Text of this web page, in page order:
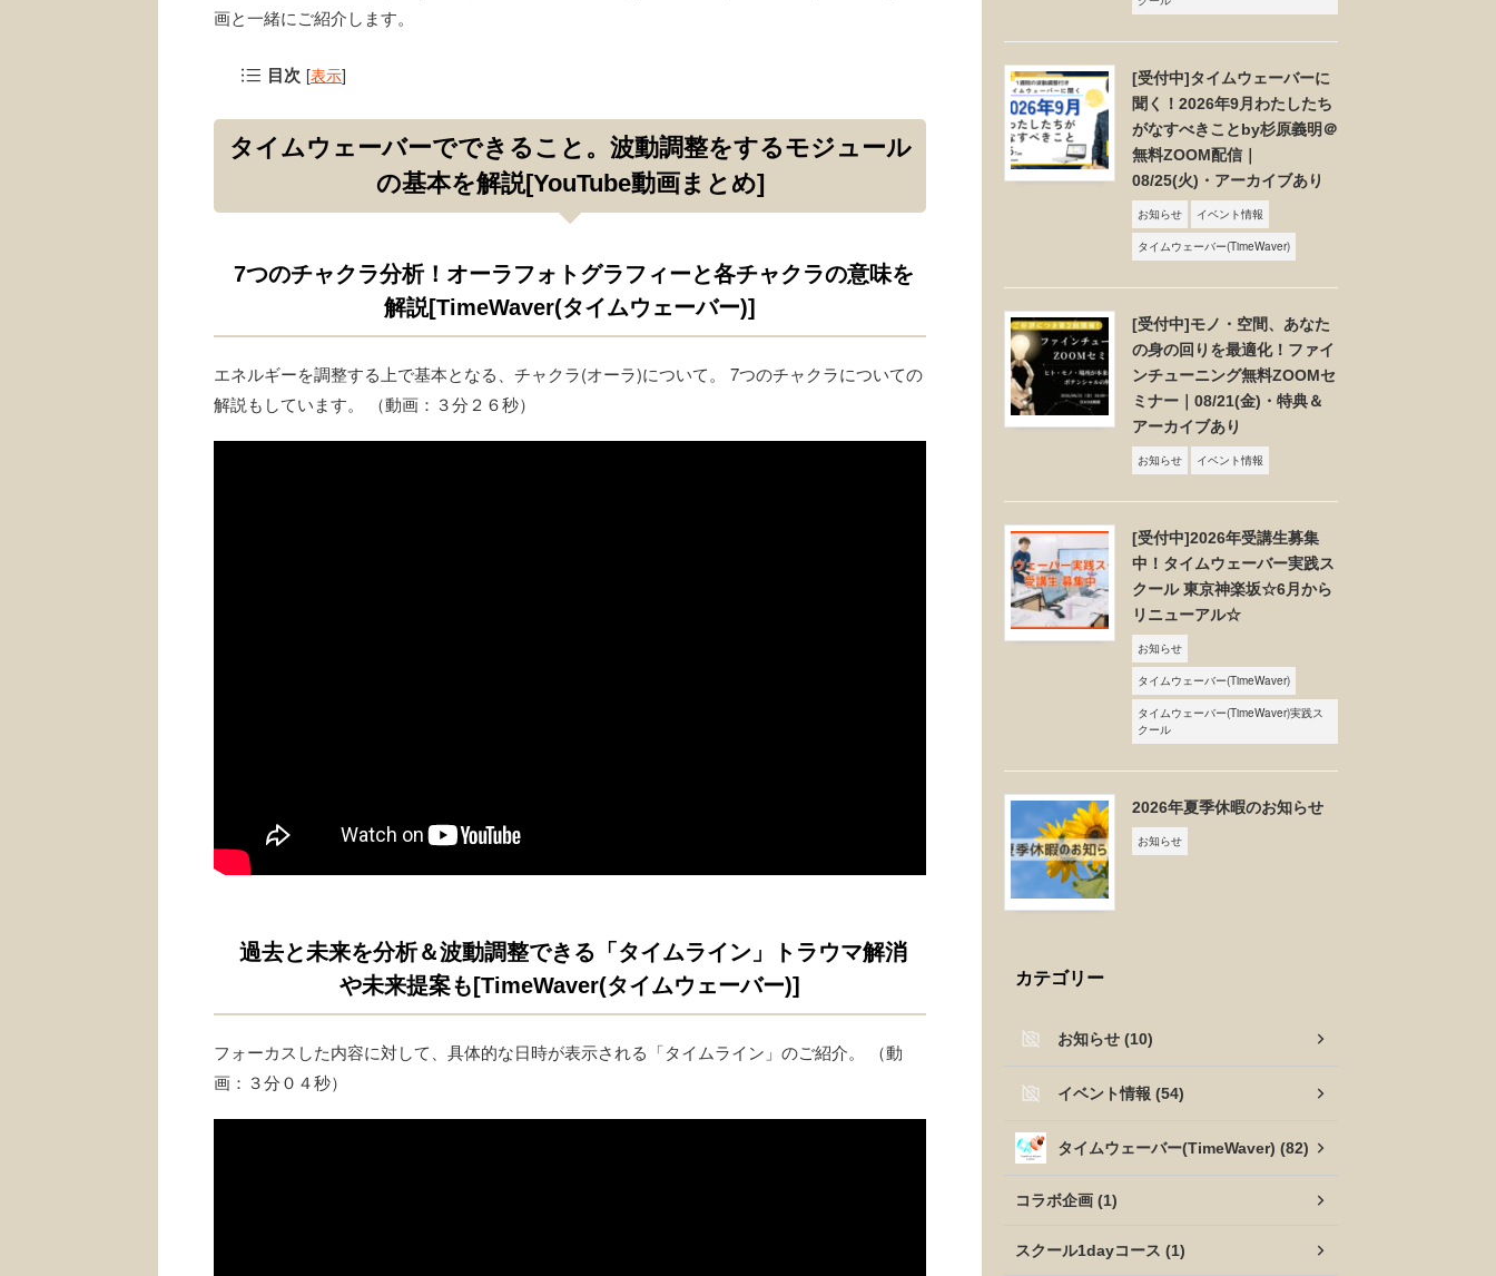
画と一緒にご紹介します。
目次 [表示]
タイムウェーバーでできること。波動調整をするモジュール
の基本を解説[YouTube動画まとめ]
7つのチャクラ分析！オーラフォトグラフィーと各チャクラの意味を
解説[TimeWaver(タイムウェーバー)]
エネルギーを調整する上で基本となる、チャクラ(オーラ)について。 7つのチャクラについての
解説もしています。 （動画：３分２６秒）
過去と未来を分析＆波動調整できる「タイムライン」トラウマ解消
や未来提案も[TimeWaver(タイムウェーバー)]
フォーカスした内容に対して、具体的な日時が表示される「タイムライン」のご紹介。 （動
画：３分０４秒）
[受付中]タイムウェーバーに
聞く！2026年9月わたしたち
がなすべきことby杉原義明＠
無料ZOOM配信｜
08/25(火)・アーカイブあり
お知らせ イベント情報
タイムウェーバー(TimeWaver)
[受付中]モノ・空間、あなた
の身の回りを最適化！ファイ
ンチューニング無料ZOOMセ
ミナー｜08/21(金)・特典＆
アーカイブあり
お知らせ イベント情報
[受付中]2026年受講生募集
中！タイムウェーバー実践ス
クール 東京神楽坂☆6月から
リニューアル☆
お知らせ
タイムウェーバー(TimeWaver)
タイムウェーバー(TimeWaver)実践ス
クール
2026年夏季休暇のお知らせ
お知らせ
カテゴリー
お知らせ (10)
イベント情報 (54)
タイムウェーバー(TimeWaver) (82)
コラボ企画 (1)
スクール1dayコース (1)